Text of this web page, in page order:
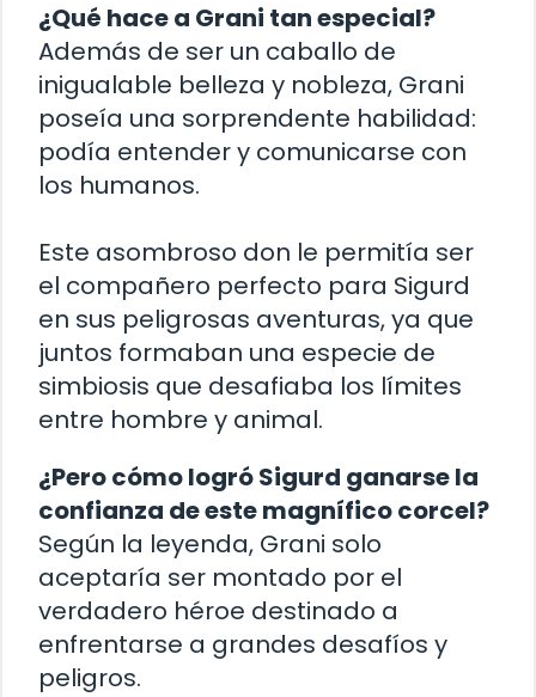
¿Qué hace a Grani tan especial?
Además de ser un caballo de
inigualable belleza y nobleza, Grani
poseía una sorprendente habilidad:
podía entender y comunicarse con
los humanos.
Este asombroso don le permitía ser
el compañero perfecto para Sigurd
en sus peligrosas aventuras, ya que
juntos formaban una especie de
simbiosis que desafiaba los límites
entre hombre y animal.
¿Pero cómo logró Sigurd ganarse la
confianza de este magnífico corcel?
Según la leyenda, Grani solo
aceptaría ser montado por el
verdadero héroe destinado a
enfrentarse a grandes desafíos y
peligros.